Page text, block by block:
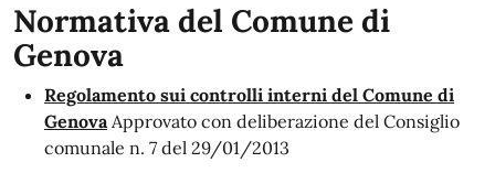
Normativa del Comune di
Genova
Regolamento sui controlli interni del Comune di
GenovaApprovato con deliberazione del Consiglio
comunale n. 7 del 29/01/2013